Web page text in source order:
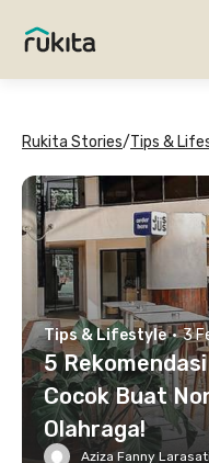
Rukita Stories/Tips &
Tips & Lifestyle · 3
5
Cocok Buat
Olahraga!
Aziza Fanny Larasati